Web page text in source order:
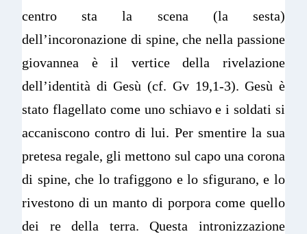
centro sta la scena (la sesta)
dell’incoronazione di spine, che nella passione
giovannea è il vertice della rivelazione
dell’identità di Gesù (cf. Gv 19,1-3). Gesù è
stato flagellato come uno schiavo e i soldati si
accaniscono contro di lui. Per smentire la sua
pretesa regale, gli mettono sul capo una corona
di spine, che lo trafiggono e lo sfigurano, e lo
rivestono di un manto di porpora come quello
dei re della terra. Questa intronizzazione